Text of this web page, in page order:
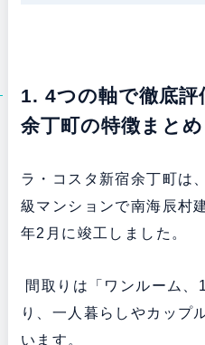
1. 4つの軸で徹底
余丁町の特徴まとめ
ラ・コスタ新宿余丁町は
級マンションで南海辰村
年2月に竣工しました。
間取りは「ワンルーム
り、一人暮らしやカップ
います。